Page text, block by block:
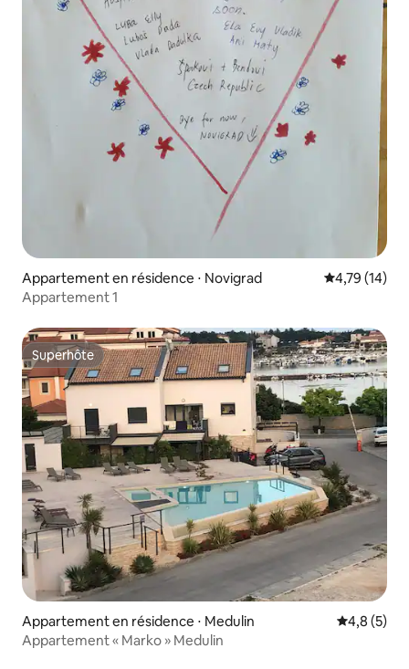
Appartement en résidence ⋅ Novigrad Évaluation
4,79 (14)
Appartement 1
Superhôte
Superhôte
Appartement en résidence ⋅ Medulin Évaluation
4,8 (5)
Appartement « Marko » Medulin